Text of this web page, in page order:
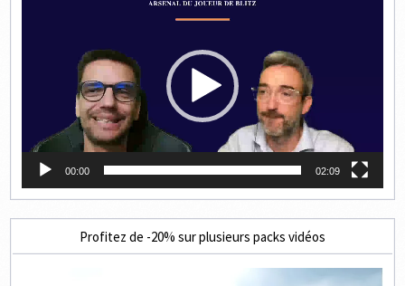
00:00 02:09
Profitez de -20% sur plusieurs packs vidéos